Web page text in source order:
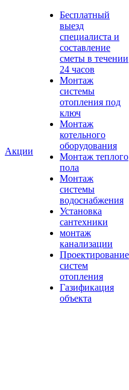
Акции
Бесплатный
выезд
специалиста и
составление
сметы в течении
24 часов
Монтаж
системы
отопления под
ключ
Монтаж
котельного
оборудования
Монтаж теплого
пола
Монтаж
системы
водоснабжения
Установка
сантехники
монтаж
канализации
Проектирование
систем
отопления
Газификация
объекта